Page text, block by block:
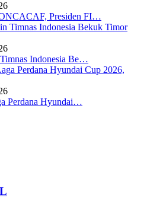
Presiden FI…
Indonesia Be…
Perdana Hyundai…